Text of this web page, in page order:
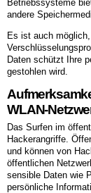
Betriebssysteme
andere
Es ist auch
Daten schützt Ihre
gestohlen wird.
WLAN-
Das Surfen im
Hackerangriffe.
und können von
öffentlichen
sensible Daten wie
persönliche